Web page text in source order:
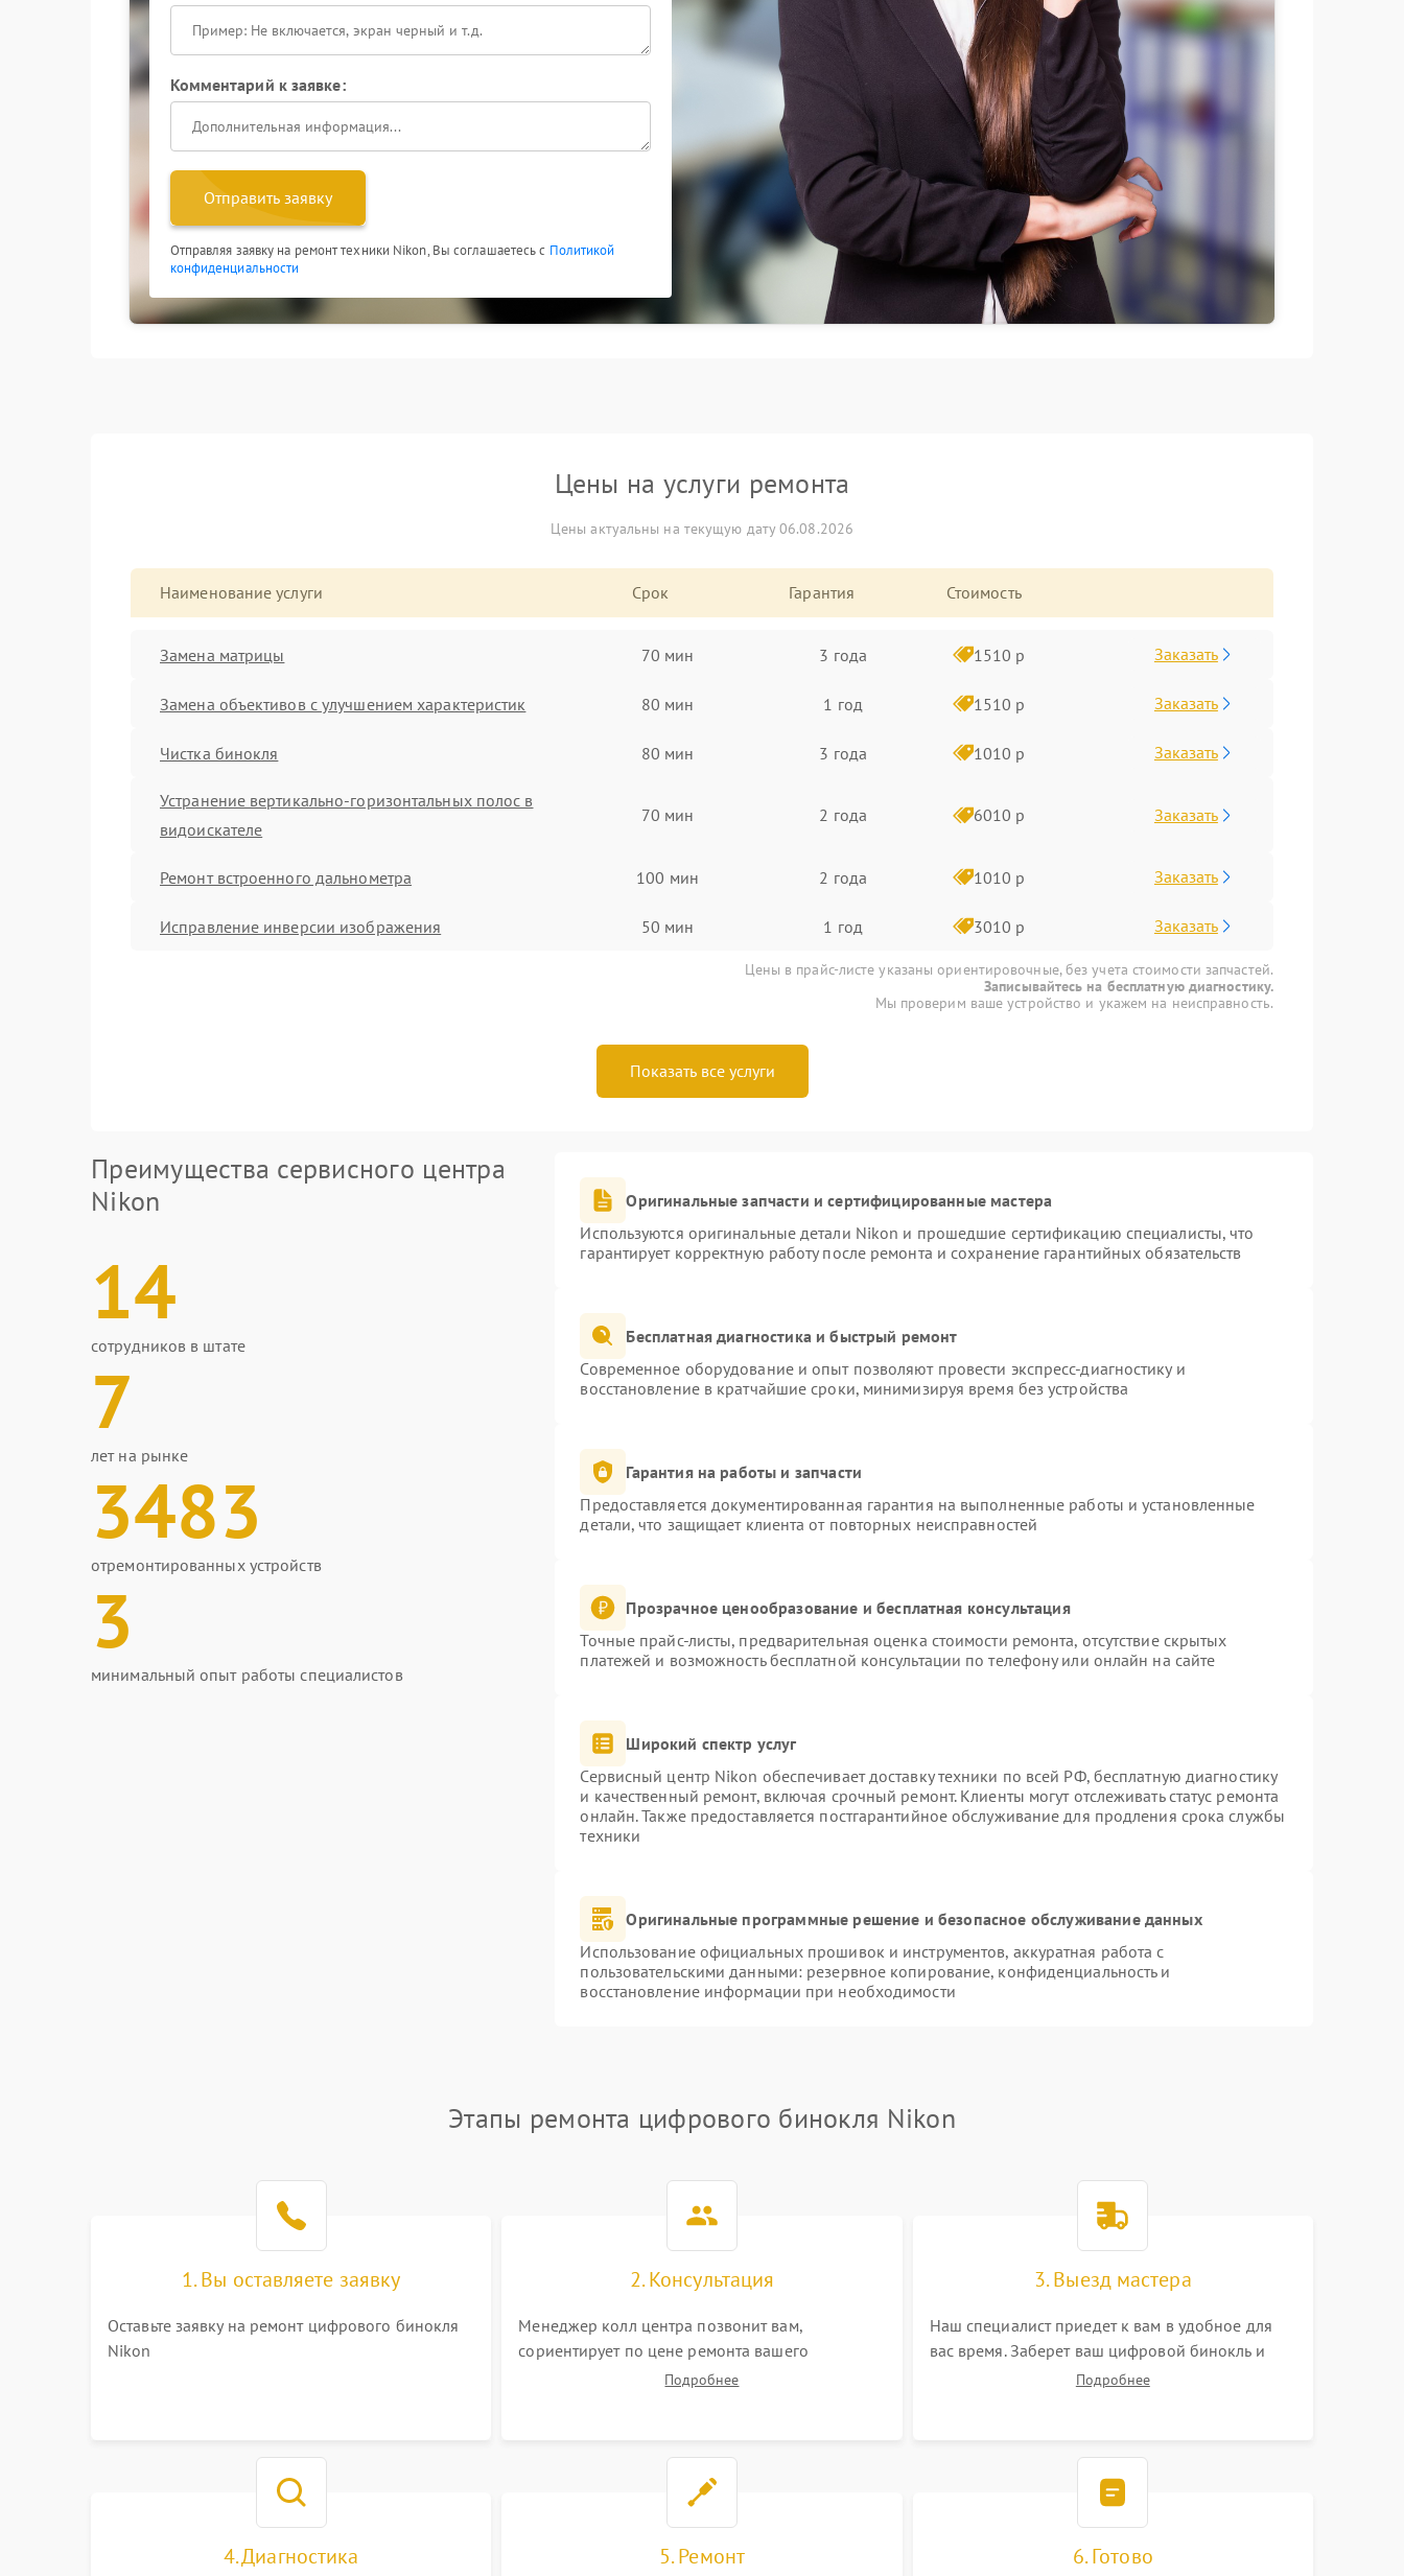
Комментарий к заявке:
Отправить заявку
Отправляя заявку на ремонт техники Nikon, Вы соглашаетесь с Политикой
конфиденциальности
Цены на услуги ремонта
Цены актуальны на текущую дату 06.08.2026
Наименование услуги Срок Гарантия Стоимость
Замена матрицы 70 мин 3 года 1510 р Заказать
Замена объективов с улучшением характеристик 80 мин 1 год 1510 р Заказать
Чистка бинокля 80 мин 3 года 1010 р Заказать
Устранение вертикально-горизонтальных полос в
видоискателе
70 мин 2 года 6010 р Заказать
Ремонт встроенного дальнометра 100 мин 2 года 1010 р Заказать
Исправление инверсии изображения 50 мин 1 год 3010 р Заказать
Цены в прайс-листе указаны ориентировочные, без учета стоимости запчастей.
Записывайтесь на бесплатную диагностику.
Мы проверим ваше устройство и укажем на неисправность.
Показать все услуги
Преимущества сервисного центра
Nikon
14
сотрудников в штате
7
лет на рынке
3483
отремонтированных устройств
3
минимальный опыт работы специалистов
Оригинальные запчасти и сертифицированные мастера
Используются оригинальные детали Nikon и прошедшие сертификацию специалисты, что
гарантирует корректную работу после ремонта и сохранение гарантийных обязательств
Бесплатная диагностика и быстрый ремонт
Современное оборудование и опыт позволяют провести экспресс-диагностику и
восстановление в кратчайшие сроки, минимизируя время без устройства
Гарантия на работы и запчасти
Предоставляется документированная гарантия на выполненные работы и установленные
детали, что защищает клиента от повторных неисправностей
Прозрачное ценообразование и бесплатная консультация
Точные прайс-листы, предварительная оценка стоимости ремонта, отсутствие скрытых
платежей и возможность бесплатной консультации по телефону или онлайн на сайте
Широкий спектр услуг
Сервисный центр Nikon обеспечивает доставку техники по всей РФ, бесплатную диагностику
и качественный ремонт, включая срочный ремонт. Клиенты могут отслеживать статус ремонта
онлайн. Также предоставляется постгарантийное обслуживание для продления срока службы
техники
Оригинальные программные решение и безопасное обслуживание данных
Использование официальных прошивок и инструментов, аккуратная работа с
пользовательскими данными: резервное копирование, конфиденциальность и
восстановление информации при необходимости
Этапы ремонта цифрового бинокля Nikon
1. Вы оставляете заявку
Оставьте заявку на ремонт цифрового бинокля
Nikon
2. Консультация
Менеджер колл центра позвонит вам,
сориентирует по цене ремонта вашего
цифрового бинокля а также ответит на все ваши
Подробнее
3. Выезд мастера
Наш специалист приедет к вам в удобное для
вас время. Заберет ваш цифровой бинокль и
привезет на склад для диагностики.
Подробнее
4. Диагностика 5. Ремонт 6. Готово